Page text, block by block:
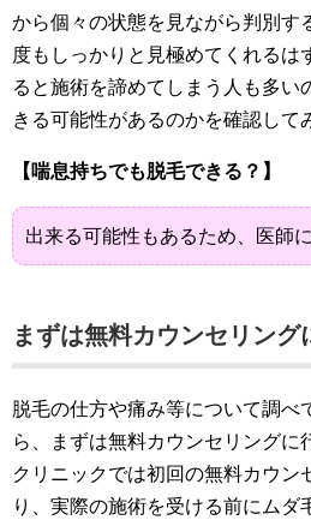
から個々の状態を見ながら判別す
度もしっかりと見極めてくれるは
ると施術を諦めてしまう人も多い
きる可能性があるのかを確認して
【喘息持ちでも脱毛できる？】
出来る可能性もあるため、医師
まずは無料カウンセリング
脱毛の仕方や痛み等について調べ
ら、まずは無料カウンセリングに
クリニックでは初回の無料カウン
り、実際の施術を受ける前にムダ